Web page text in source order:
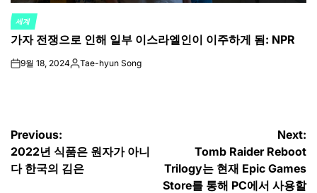
POSTED
IN
세계
가자 전쟁으로 인해 일부 이스라엘인이 이주하게 됨: NPR
on9월 18, 2024Posted
Tae-hyun Song
글
탐
Previous:
2022년 식품은 원자가 아니
다 한국의 김은
Next:
Tomb Raider Reboot
Trilogy는 현재 Epic Games
Store를 통해 PC에서 사용할